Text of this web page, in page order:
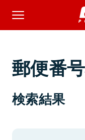
郵便番
検索結果